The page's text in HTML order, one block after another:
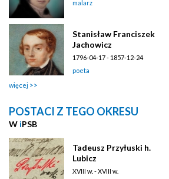
malarz
Stanisław Franciszek
Jachowicz
1796-04-17 - 1857-12-24
poeta
więcej
POSTACI Z TEGO OKRESU
W iPSB
Tadeusz Przyłuski h.
Lubicz
XVIII w. - XVIII w.